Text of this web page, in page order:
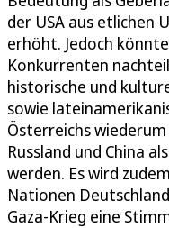
der USA aus etlichen
erhöht. Jedoch
Konkurrenten
historische und
sowie
Österreichs
Russland und China
werden. Es wird
Nationen
Gaza-Krieg eine